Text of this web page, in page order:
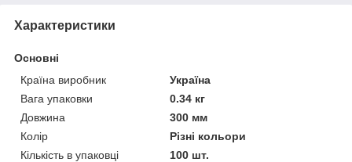
Характеристики
Основні
Країна виробник
Україна
Вага упаковки
0.34 кг
Довжина
300 мм
Колір
Різні кольори
Кількість в упаковці
100 шт.